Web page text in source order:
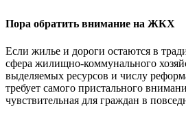
Пора обратить внимание на ЖКХ
Если жилье и дороги остаются в
сфера жилищно-коммунального
выделяемых ресурсов и числу
требует самого пристального
чувствительная для граждан в